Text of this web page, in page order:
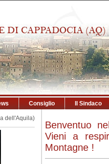
Consiglio Il Sindaco
dell'Aquila)
Benventuo
Vieni a
Montagne !